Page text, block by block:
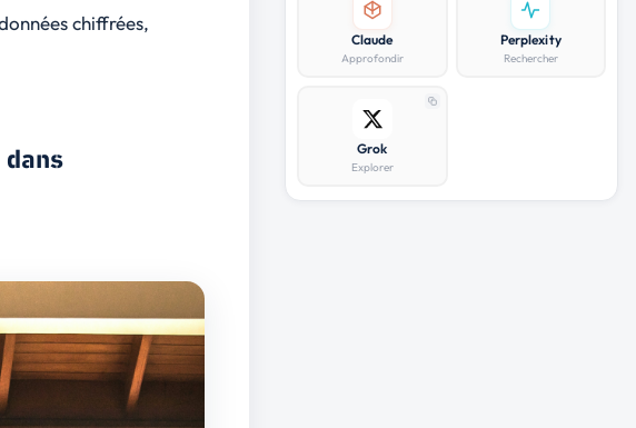
chiffrées,
Claude
Approfondir
Perplexity
Rechercher
Grok
Explorer